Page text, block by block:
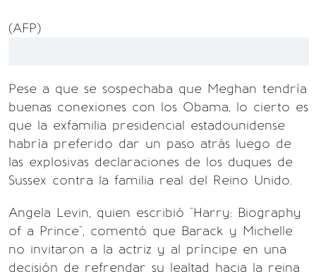
(AFP)
Pese a que se sospechaba que Meghan tendría
buenas conexiones con los Obama, lo cierto es
que la exfamilia presidencial estadounidense
habría preferido dar un paso atrás luego de
las explosivas declaraciones de los duques de
Sussex contra la familia real del Reino Unido.
Angela Levin, quien escribió "Harry: Biography
of a Prince", comentó que Barack y Michelle
no invitaron a la actriz y al príncipe en una
decisión de refrendar su lealtad hacia la reina